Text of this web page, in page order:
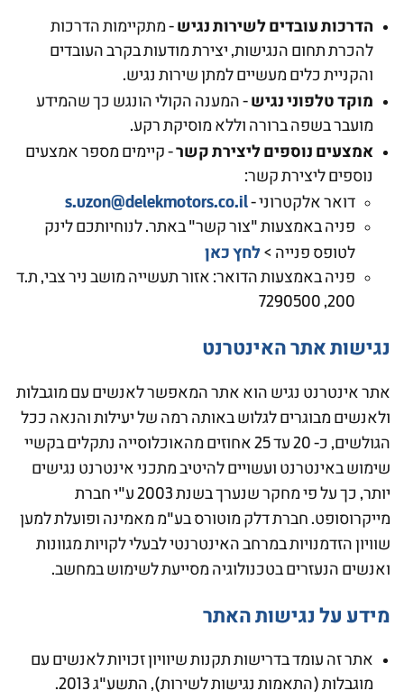
הדרכות עובדים לשירות נגיש - מתקיימות הדרכות
להכרת תחום הנגישות, יצירת מודעות בקרב העובדים
והקניית כלים מעשיים למתן שירות נגיש.
מוקד טלפוני נגיש - המענה הקולי הונגש כך שהמידע
מועבר בשפה ברורה וללא מוסיקת רקע.
אמצעים נוספים ליצירת קשר- קיימים מספר אמצעים
נוספים ליצירת קשר:
דואר אלקטרוני -s.uzon@delekmotors.co.il
פניה באמצעות "צור קשר" באתר. לנוחיותכם לינק
לטופס פנייה > לחץ כאן
פניה באמצעות הדואר: אזור תעשייה מושב ניר צבי, ת.ד
200, 7290500
נגישות אתר האינטרנט
אתר אינטרנט נגיש הוא אתר המאפשר לאנשים עם מוגבלות
ולאנשים מבוגרים לגלוש באותה רמה של יעילות והנאה ככל
הגולשים, כ- 20 עד 25 אחוזים מהאוכלוסייה נתקלים בקשיי
שימוש באינטרנט ועשויים להיטיב מתכני אינטרנט נגישים
יותר, כך על פי מחקר שנערך בשנת 2003 ע"י חברת
מייקרוסופט. חברת דלק מוטורס בע"מ מאמינה ופועלת למען
שוויון הזדמנויות במרחב האינטרנטי לבעלי לקויות מגוונות
ואנשים הנעזרים בטכנולוגיה מסייעת לשימוש במחשב.
מידע על נגישות האתר
אתר זה עומד בדרישות תקנות שיוויון זכויות לאנשים עם
מוגבלות (התאמות נגישות לשירות), התשע"ג 2013.